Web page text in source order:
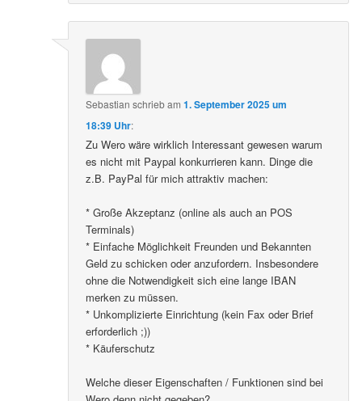
Sebastian schriebam1. September 2025 um
18:39 Uhr:
Zu Wero wäre wirklich Interessant gewesen warum
es nicht mit Paypal konkurrieren kann. Dinge die
z.B. PayPal für mich attraktiv machen:
* Große Akzeptanz (online als auch an POS
Terminals)
* Einfache Möglichkeit Freunden und Bekannten
Geld zu schicken oder anzufordern. Insbesondere
ohne die Notwendigkeit sich eine lange IBAN
merken zu müssen.
* Unkomplizierte Einrichtung (kein Fax oder Brief
erforderlich ;))
* Käuferschutz
Welche dieser Eigenschaften / Funktionen sind bei